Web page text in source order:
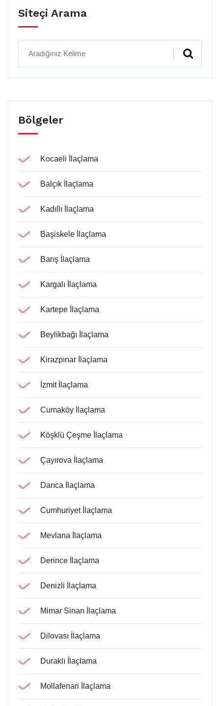
Siteçi Arama
Bölgeler
Kocaeli İlaçlama
Balçık İlaçlama
Kadıllı İlaçlama
Başiskele İlaçlama
Barış İlaçlama
Kargalı İlaçlama
Kartepe İlaçlama
Beylikbağı İlaçlama
Kirazpınar İlaçlama
İzmit İlaçlama
Cumaköy İlaçlama
Köşklü Çeşme İlaçlama
Çayırova İlaçlama
Darıca İlaçlama
Cumhuriyet İlaçlama
Mevlana İlaçlama
Derince İlaçlama
Denizli İlaçlama
Mimar Sinan İlaçlama
Dilovası İlaçlama
Duraklı İlaçlama
Mollafenari İlaçlama